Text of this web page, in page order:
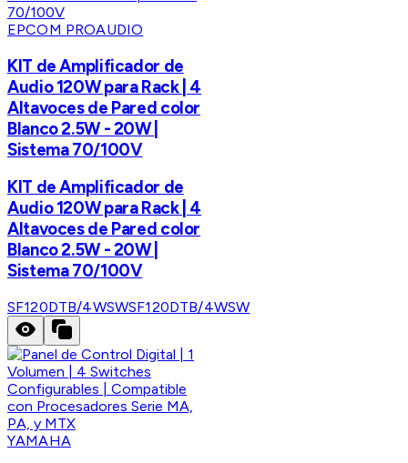
EPCOM PROAUDIO
KIT de Amplificador de
Audio 120W para Rack | 4
Altavoces de Pared color
Blanco 2.5W - 20W |
Sistema 70/100V
KIT de Amplificador de
Audio 120W para Rack | 4
Altavoces de Pared color
Blanco 2.5W - 20W |
Sistema 70/100V
SF120DTB/4WSWSF120DTB/4WSW
YAMAHA